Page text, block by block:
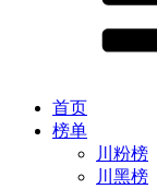
首页
榜单
川粉榜
川黑榜